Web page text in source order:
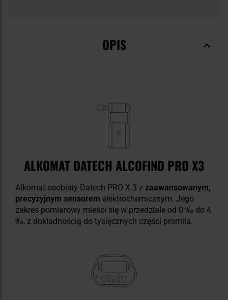
OPIS
ALKOMAT DATECH ALCOFIND PRO X3
Alkomat osobisty Datech PRO X-3 z zaawansowanym,
precyzyjnym sensorem elektrochemicznym. Jego
zakres pomiarowy mieści się w przedziale od 0 ‰ do 4
‰, z dokładnością do tysięcznych części promila.